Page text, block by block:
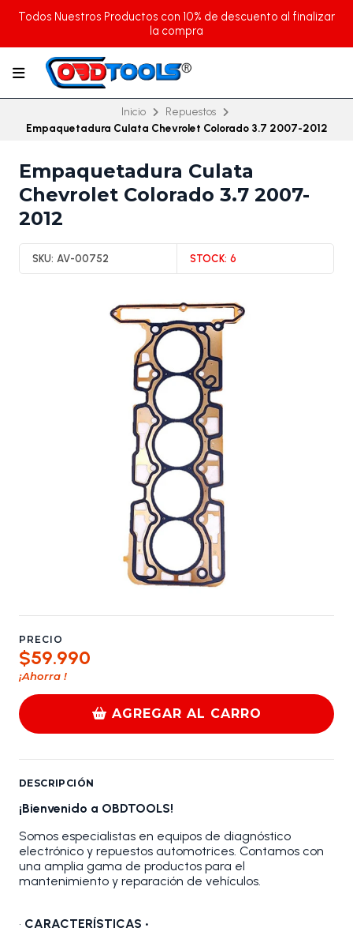
Todos Nuestros Productos con 10% de descuento al finalizar
la compra
Inicio
Repuestos
Empaquetadura Culata Chevrolet Colorado 3.7 2007-2012
Empaquetadura Culata
Chevrolet Colorado 3.7 2007-
2012
SKU: AV-00752 STOCK: 6
PRECIO
$59.990
¡Ahorra !
AGREGAR AL CARRO
DESCRIPCIÓN
¡Bienvenido a OBDTOOLS!
Somos especialistas en equipos de diagnóstico
electrónico y repuestos automotrices. Contamos con
una amplia gama de productos para el
mantenimiento y reparación de vehículos.
• CARACTERÍSTICAS •